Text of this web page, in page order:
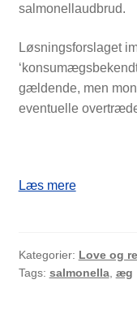
salmonellaudbrud.
Løsningsforslaget
gældende, men
eventuelle
Læs mereSalg
Kategorier: Love og
Tags: salmonella, æg